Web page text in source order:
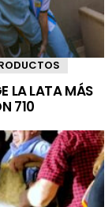
LA LATA MÁS
710